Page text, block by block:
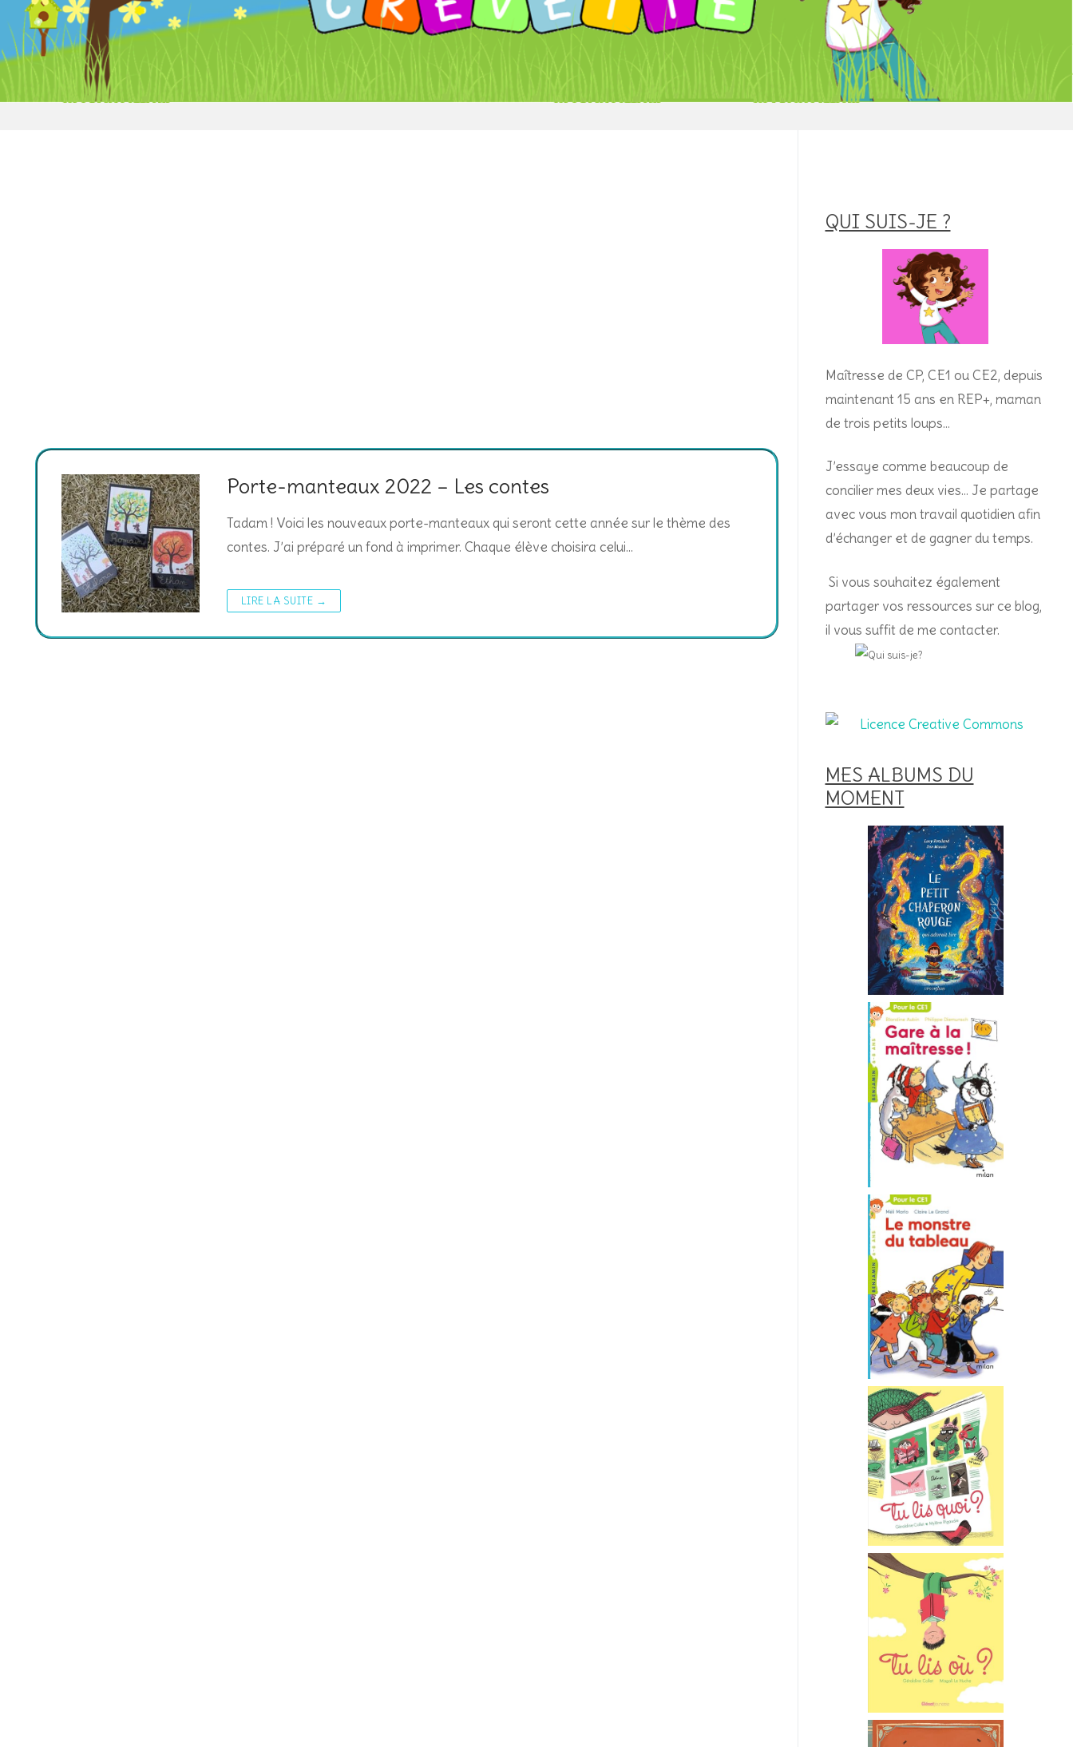
Porte-manteaux 2022 – Les contes
Tadam ! Voici les nouveaux porte-manteaux qui seront cette année sur le thème des
contes. J’ai préparé un fond à imprimer. Chaque élève choisira celui…
LIRE LA SUITE →
QUI SUIS-JE ?
Maîtresse de CP, CE1 ou CE2, depuis
maintenant 15 ans en REP+, maman
de trois petits loups…
J’essaye comme beaucoup de
concilier mes deux vies… Je partage
avec vous mon travail quotidien afin
d’échanger et de gagner du temps.
Si vous souhaitez également
partager vos ressources sur ce blog,
il vous suffit de me contacter.
MES ALBUMS DU
MOMENT